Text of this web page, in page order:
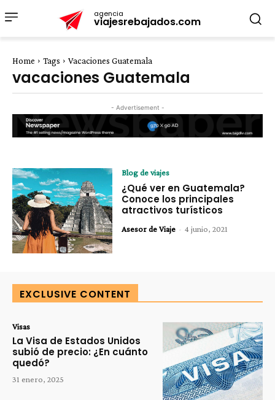
agencia
viajesrebajados.com
Home Tags Vacaciones Guatemala
vacaciones Guatemala
- Advertisement -
Blog de viajes
¿Qué ver en Guatemala?
Conoce los principales
atractivos turísticos
Asesor de Viaje - 4 junio, 2021
EXCLUSIVE CONTENT
Visas
La Visa de Estados Unidos
subió de precio: ¿En cuánto
quedó?
31 enero, 2025